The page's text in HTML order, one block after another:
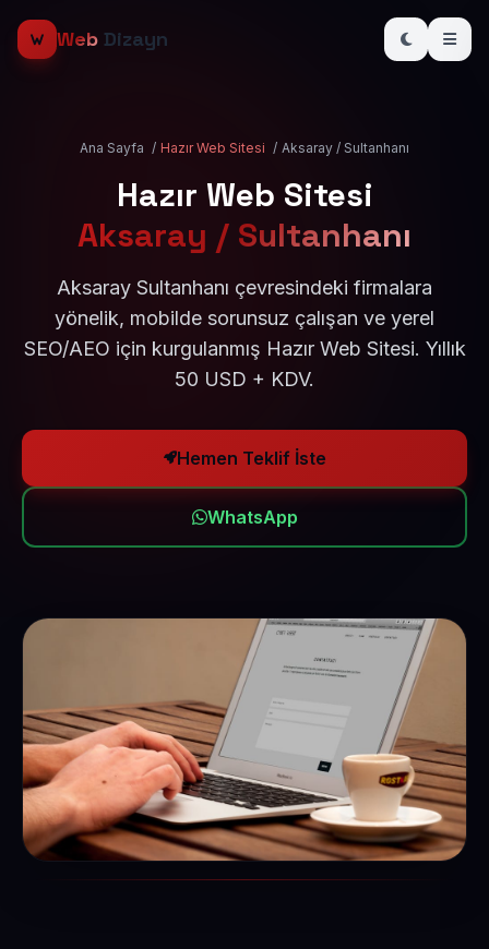
Web Dizayn
Ana Sayfa / Hazır Web Sitesi / Aksaray / Sultanhanı
Hazır Web Sitesi
Aksaray / Sultanhanı
Aksaray Sultanhanı çevresindeki firmalara
yönelik, mobilde sorunsuz çalışan ve yerel
SEO/AEO için kurgulanmış Hazır Web Sitesi. Yıllık
50 USD + KDV.
Hemen Teklif İste
WhatsApp